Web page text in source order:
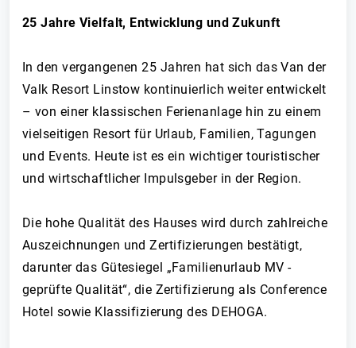
25 Jahre Vielfalt, Entwicklung und Zukunft
In den vergangenen 25 Jahren hat sich das Van der
Valk Resort Linstow kontinuierlich weiter entwickelt
– von einer klassischen Ferienanlage hin zu einem
vielseitigen Resort für Urlaub, Familien, Tagungen
und Events. Heute ist es ein wichtiger touristischer
und wirtschaftlicher Impulsgeber in der Region.
Die hohe Qualität des Hauses wird durch zahlreiche
Auszeichnungen und Zertifizierungen bestätigt,
darunter das Gütesiegel „Familienurlaub MV -
geprüfte Qualität“, die Zertifizierung als Conference
Hotel sowie Klassifizierung des DEHOGA.